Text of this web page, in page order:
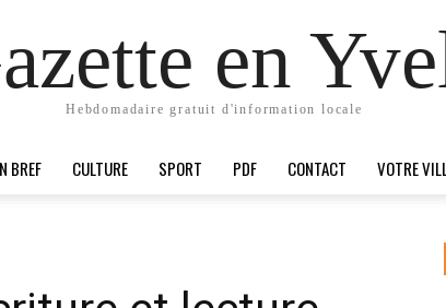
en
Hebdomadaire gratuit d'information locale
BREF CULTURE SPORT PDF CONTACT VOTRE